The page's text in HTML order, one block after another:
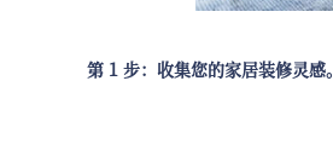
第 1 步：收集您的家居装修灵感。